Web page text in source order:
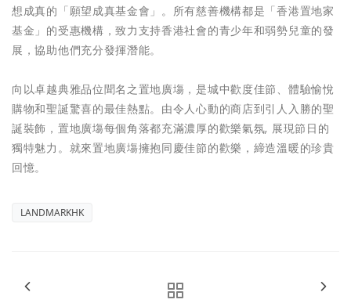
想成真的「願望成真基金會」。所有慈善機構都是「香港置地家
基金」的受惠機構，致力支持香港社會的青少年和弱勢兒童的發
展，協助他們充分發揮潛能。
向以卓越典雅品位聞名之置地廣塲，是城中歡度佳節、體驗愉悅
購物和聖誕驚喜的最佳熱點。由令人心動的商店到引人入勝的聖
誕裝飾，置地廣塲每個角落都充滿濃厚的歡樂氣氛, 展現節日的
獨特魅力。就來置地廣塲擁抱同慶佳節的歡樂，締造溫暖的珍貴
回憶。
LANDMARKHK